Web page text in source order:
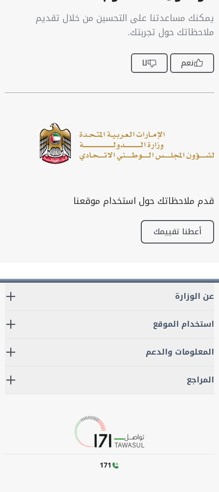
يمكنك مساعدتنا على التحسين من خلال تقديم
ملاحظاتك حول تجربتك.
نعم لا
قدم ملاحظاتك حول استخدام موقعنا
أعطنا تقييمك
عن الوزارة
استخدام الموقع
المعلومات والدعم
المراجع
171